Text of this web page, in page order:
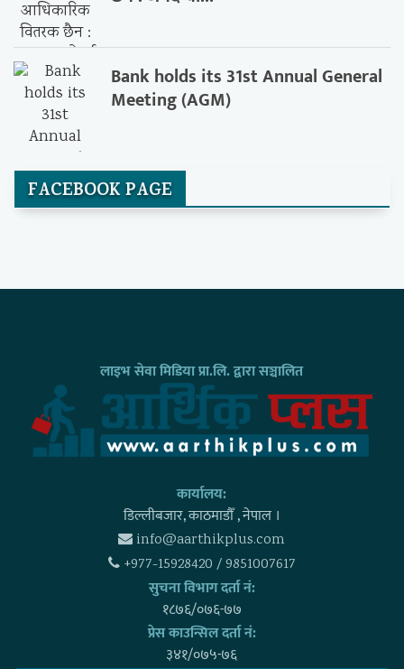
Bank holds its 31st Annual General
Meeting (AGM)
FACEBOOK PAGE
लाइभ सेवा मिडिया प्रा.लि. द्वारा सञ्चालित
कार्यालय:
डिल्लीबजार, काठमाडाैँ , नेपाल ।
info@aarthikplus.com
+977-15928420 / 9851007617
सुचना विभाग दर्ता नं:
१८७६/०७६-७७
प्रेस काउन्सिल दर्ता नं:
३४१/०७५-७६